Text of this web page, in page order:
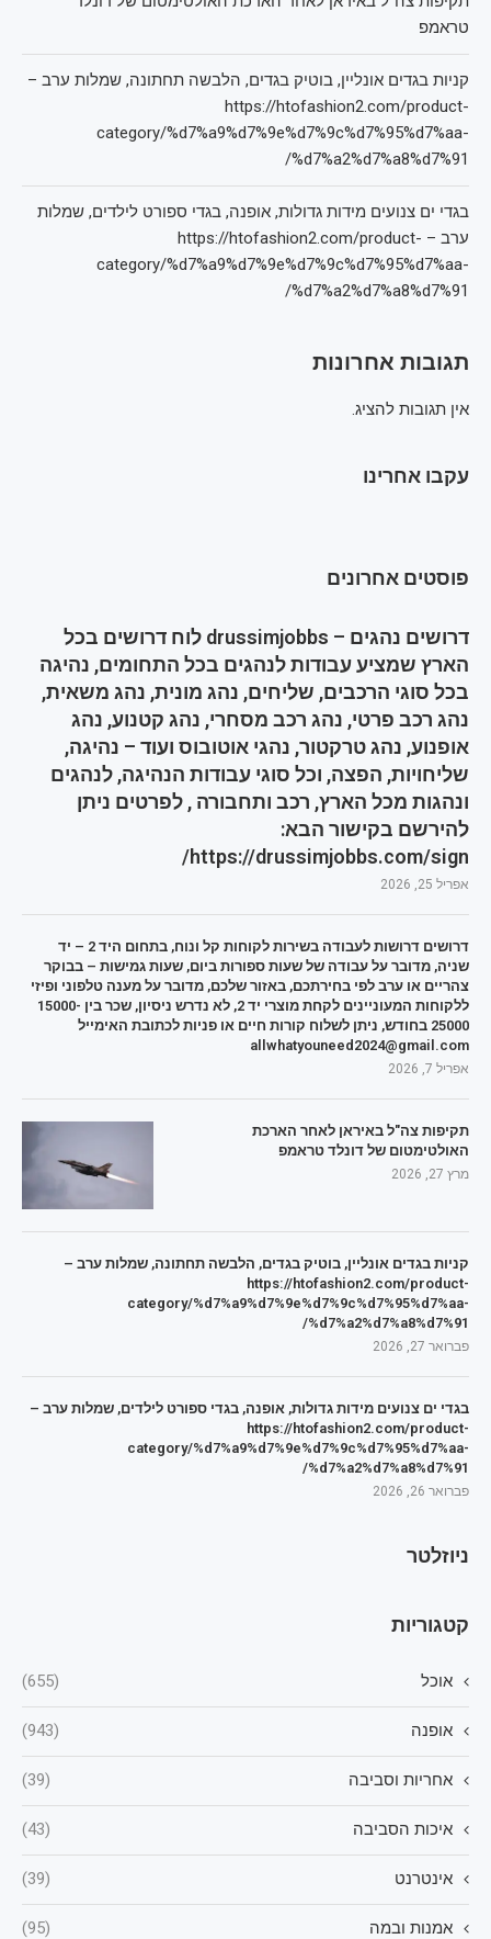
טראמפ
קניות בגדים אונליין, בוטיק בגדים, הלבשה תחתונה, שמלות ערב –
https://htofashion2.com/product-
category/%d7%a9%d7%9e%d7%9c%d7%95%d7%aa-
%d7%a2%d7%a8%d7%91/
בגדי ים צנועים מידות גדולות, אופנה, בגדי ספורט לילדים, שמלות
ערב – https://htofashion2.com/product-
category/%d7%a9%d7%9e%d7%9c%d7%95%d7%aa-
%d7%a2%d7%a8%d7%91/
תגובות אחרונות
אין תגובות להציג.
עקבו אחרינו
פוסטים אחרונים
דרושים נהגים – drussimjobbs לוח דרושים בכל
הארץ שמציע עבודות לנהגים בכל התחומים, נהיגה
בכל סוגי הרכבים, שליחים, נהג מונית, נהג משאית,
נהג רכב פרטי, נהג רכב מסחרי, נהג קטנוע, נהג
אופנוע, נהג טרקטור, נהגי אוטובוס ועוד – נהיגה,
שליחויות, הפצה, וכל סוגי עבודות הנהיגה, לנהגים
ונהגות מכל הארץ, רכב ותחבורה , לפרטים ניתן
להירשם בקישור הבא:
https://drussimjobbs.com/sign/
אפריל 25, 2026
דרושים דרושות לעבודה בשירות לקוחות קל ונוח, בתחום היד 2 – יד
שניה, מדובר על עבודה של שעות ספורות ביום, שעות גמישות – בבוקר
צהריים או ערב לפי בחירתכם, באזור שלכם, מדובר על מענה טלפוני ופיזי
ללקוחות המעוניינים לקחת מוצרי יד 2, לא נדרש ניסיון, שכר בין 15000-
25000 בחודש, ניתן לשלוח קורות חיים או פניות לכתובת האימייל
allwhatyouneed2024@gmail.com
אפריל 7, 2026
תקיפות צה"ל באיראן לאחר הארכת
האולטימטום של דונלד טראמפ
מרץ 27, 2026
קניות בגדים אונליין, בוטיק בגדים, הלבשה תחתונה, שמלות ערב –
https://htofashion2.com/product-
category/%d7%a9%d7%9e%d7%9c%d7%95%d7%aa-
%d7%a2%d7%a8%d7%91/
פברואר 27, 2026
בגדי ים צנועים מידות גדולות, אופנה, בגדי ספורט לילדים, שמלות ערב –
https://htofashion2.com/product-
category/%d7%a9%d7%9e%d7%9c%d7%95%d7%aa-
%d7%a2%d7%a8%d7%91/
פברואר 26, 2026
ניוזלטר
קטגוריות
אוכל (655)
אופנה (943)
אחריות וסביבה (39)
איכות הסביבה (43)
אינטרנט (39)
אמנות ובמה (95)